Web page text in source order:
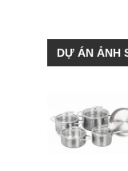
DỰ ÁN ẢNH